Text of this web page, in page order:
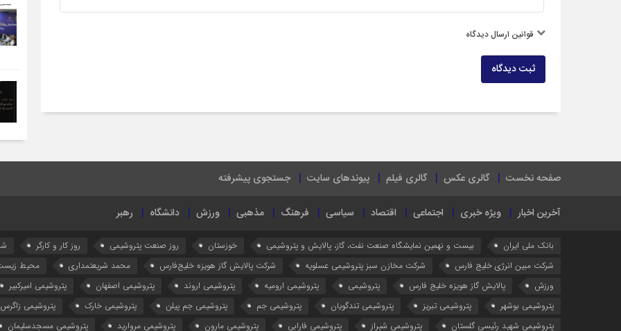
قوانین ارسال دیدگاه
ثبت دیدگاه
صفحه نخست گالری عکس گالری فیلم پیوندهای سایت جستجوی پیشرفته
آخرین اخبار ویژه خبری اجتماعی اقتصاد سیاسی فرهنگ مذهبی ورزش دانشگاه رهبر
بانک ملی ایران بیست و نهمین نمایشگاه صنعت نفت، گاز، پالایش و پتروشیمی خوزستان روز صنعت پتروشیمی روز کار و کارگر
شرکت مبین انرژی خلیج فارس
شرکت مخازن سبز پتروشیمی عسلویه شرکت پالایش گاز هویزه خلیج‌فارس محمد شریعتمداری
محیط
ورزش
پالایش گاز هویزه خلیج فارس پتروشیمی پتروشیمی ارومیه پتروشیمی اروند پتروشیمی اصفهان
پتروشیمی امیرکبیر
پتروشیمی بوشهر
پتروشیمی تبریز پتروشیمی تندگویان پتروشیمی جم پتروشیمی جم پیلن پتروشیمی خارک
پتروشیمی زاگرس
پتروشیمی شهید رئیسی گلستان
پتروشیمی شیراز پتروشیمی فارابی پتروشیمی مارون پتروشیمی مروارید پتروشیمی مسجدسلیمان